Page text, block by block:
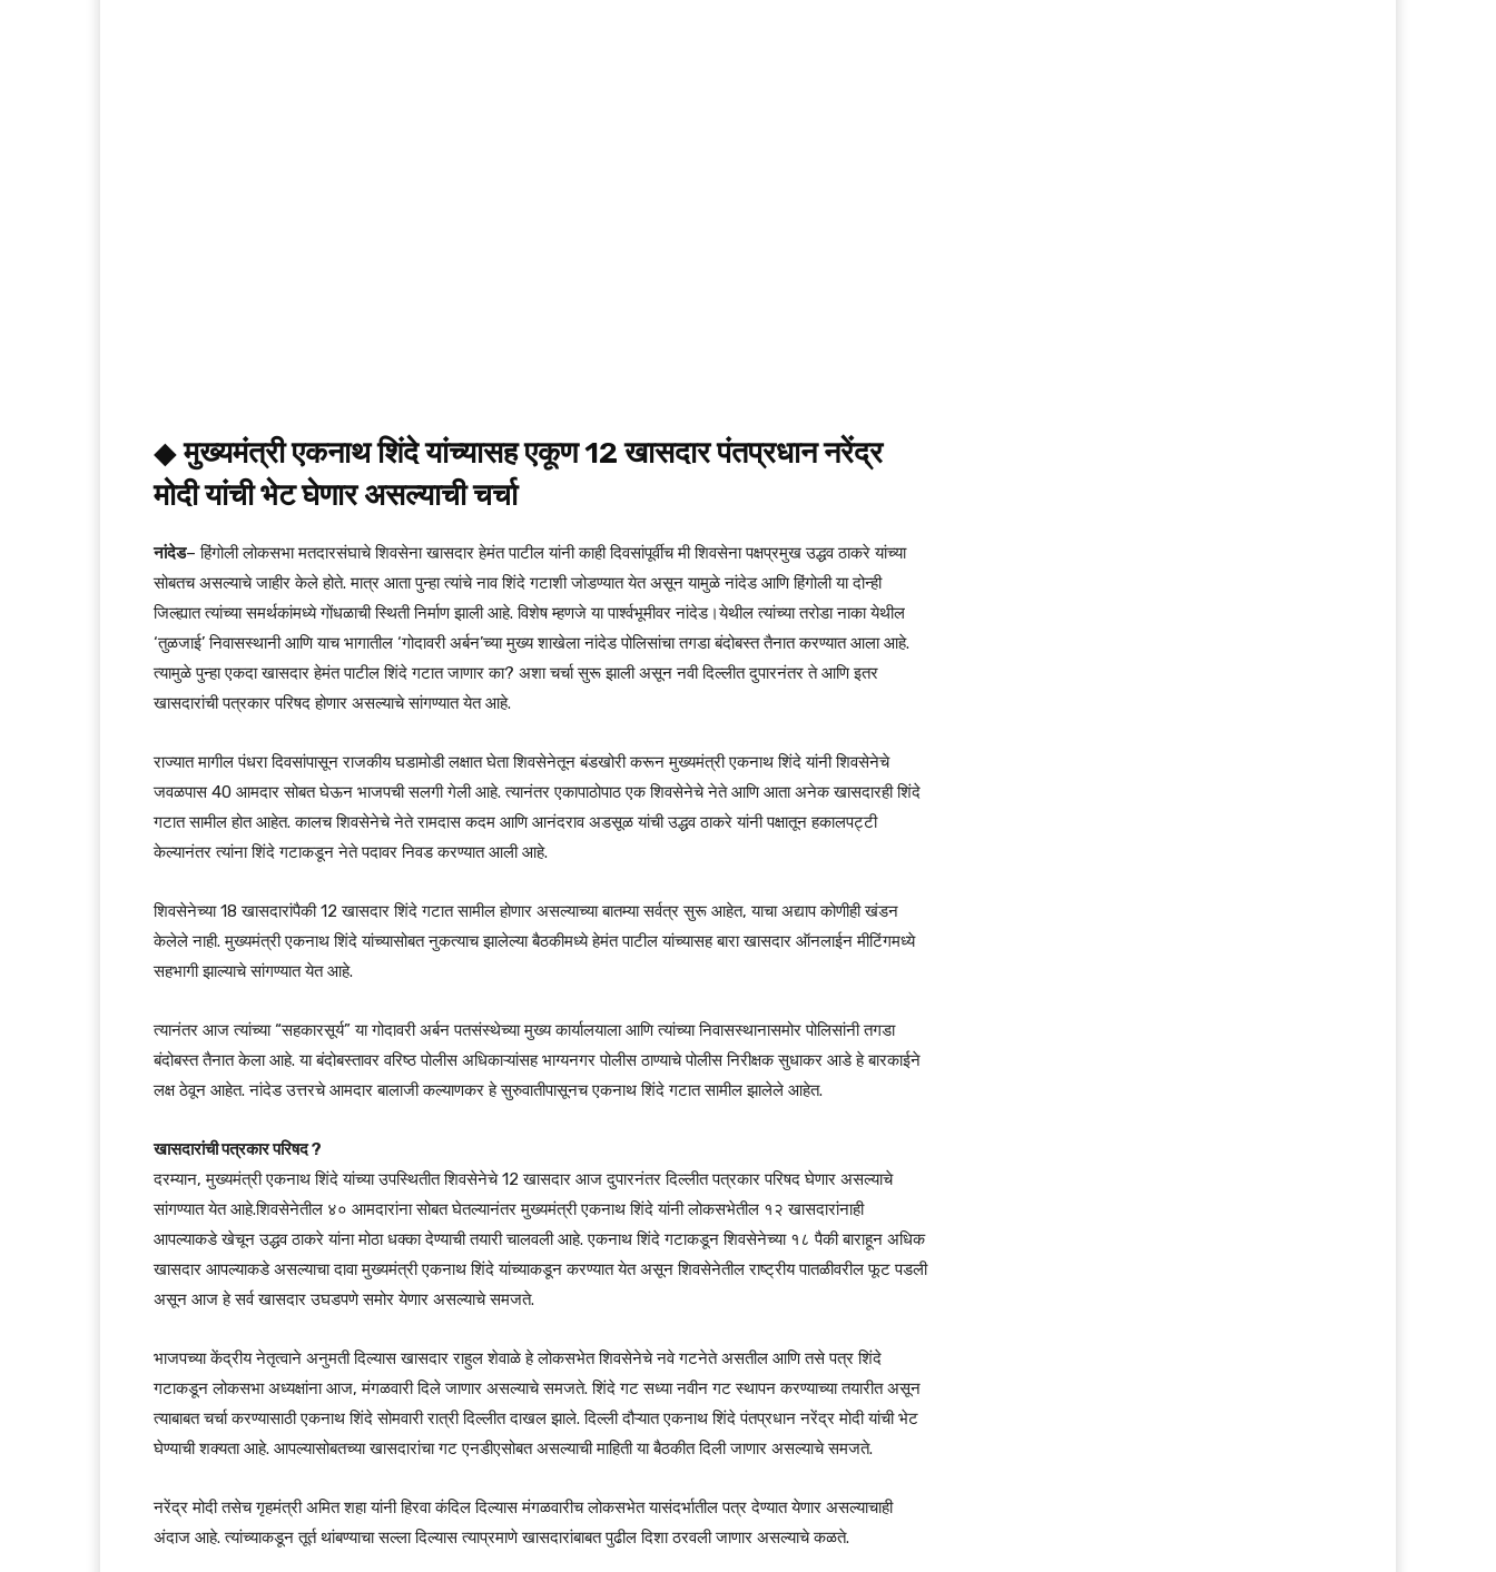
◆मुख्यमंत्री एकनाथ शिंदे यांच्यासह एकूण 12 खासदार पंतप्रधान नरेंद्र
मोदी यांची भेट घेणार असल्याची चर्चा
नांदेड– हिंगोली लोकसभा मतदारसंघाचे शिवसेना खासदार हेमंत पाटील यांनी काही दिवसांपूर्वीच मी शिवसेना पक्षप्रमुख उद्धव ठाकरे यांच्या
सोबतच असल्याचे जाहीर केले होते. मात्र आता पुन्हा त्यांचे नाव शिंदे गटाशी जोडण्यात येत असून यामुळे नांदेड आणि हिंगोली या दोन्ही
जिल्ह्यात त्यांच्या समर्थकांमध्ये गोंधळाची स्थिती निर्माण झाली आहे. विशेष म्हणजे या पार्श्वभूमीवर नांदेड।येथील त्यांच्या तरोडा नाका येथील
‘तुळजाई’ निवासस्थानी आणि याच भागातील ‘गोदावरी अर्बन’च्या मुख्य शाखेला नांदेड पोलिसांचा तगडा बंदोबस्त तैनात करण्यात आला आहे.
त्यामुळे पुन्हा एकदा खासदार हेमंत पाटील शिंदे गटात जाणार का? अशा चर्चा सुरू झाली असून नवी दिल्लीत दुपारनंतर ते आणि इतर
खासदारांची पत्रकार परिषद होणार असल्याचे सांगण्यात येत आहे.
राज्यात मागील पंधरा दिवसांपासून राजकीय घडामोडी लक्षात घेता शिवसेनेतून बंडखोरी करून मुख्यमंत्री एकनाथ शिंदे यांनी शिवसेनेचे
जवळपास 40 आमदार सोबत घेऊन भाजपची सलगी गेली आहे. त्यानंतर एकापाठोपाठ एक शिवसेनेचे नेते आणि आता अनेक खासदारही शिंदे
गटात सामील होत आहेत. कालच शिवसेनेचे नेते रामदास कदम आणि आनंदराव अडसूळ यांची उद्धव ठाकरे यांनी पक्षातून हकालपट्टी
केल्यानंतर त्यांना शिंदे गटाकडून नेते पदावर निवड करण्यात आली आहे.
शिवसेनेच्या 18 खासदारांपैकी 12 खासदार शिंदे गटात सामील होणार असल्याच्या बातम्या सर्वत्र सुरू आहेत, याचा अद्याप कोणीही खंडन
केलेले नाही. मुख्यमंत्री एकनाथ शिंदे यांच्यासोबत नुकत्याच झालेल्या बैठकीमध्ये हेमंत पाटील यांच्यासह बारा खासदार ऑनलाईन मीटिंगमध्ये
सहभागी झाल्याचे सांगण्यात येत आहे.
त्यानंतर आज त्यांच्या “सहकारसूर्य” या गोदावरी अर्बन पतसंस्थेच्या मुख्य कार्यालयाला आणि त्यांच्या निवासस्थानासमोर पोलिसांनी तगडा
बंदोबस्त तैनात केला आहे. या बंदोबस्तावर वरिष्ठ पोलीस अधिकाऱ्यांसह भाग्यनगर पोलीस ठाण्याचे पोलीस निरीक्षक सुधाकर आडे हे बारकाईने
लक्ष ठेवून आहेत. नांदेड उत्तरचे आमदार बालाजी कल्याणकर हे सुरुवातीपासूनच एकनाथ शिंदे गटात सामील झालेले आहेत.
खासदारांची पत्रकार परिषद ?
दरम्यान, मुख्यमंत्री एकनाथ शिंदे यांच्या उपस्थितीत शिवसेनेचे 12 खासदार आज दुपारनंतर दिल्लीत पत्रकार परिषद घेणार असल्याचे
सांगण्यात येत आहे.शिवसेनेतील ४० आमदारांना सोबत घेतल्यानंतर मुख्यमंत्री एकनाथ शिंदे यांनी लोकसभेतील १२ खासदारांनाही
आपल्याकडे खेचून उद्धव ठाकरे यांना मोठा धक्का देण्याची तयारी चालवली आहे. एकनाथ शिंदे गटाकडून शिवसेनेच्या १८ पैकी बाराहून अधिक
खासदार आपल्याकडे असल्याचा दावा मुख्यमंत्री एकनाथ शिंदे यांच्याकडून करण्यात येत असून शिवसेनेतील राष्ट्रीय पातळीवरील फूट पडली
असून आज हे सर्व खासदार उघडपणे समोर येणार असल्याचे समजते.
भाजपच्या केंद्रीय नेतृत्वाने अनुमती दिल्यास खासदार राहुल शेवाळे हे लोकसभेत शिवसेनेचे नवे गटनेते असतील आणि तसे पत्र शिंदे
गटाकडून लोकसभा अध्यक्षांना आज, मंगळवारी दिले जाणार असल्याचे समजते. शिंदे गट सध्या नवीन गट स्थापन करण्याच्या तयारीत असून
त्याबाबत चर्चा करण्यासाठी एकनाथ शिंदे सोमवारी रात्री दिल्लीत दाखल झाले. दिल्ली दौऱ्यात एकनाथ शिंदे पंतप्रधान नरेंद्र मोदी यांची भेट
घेण्याची शक्यता आहे. आपल्यासोबतच्या खासदारांचा गट एनडीएसोबत असल्याची माहिती या बैठकीत दिली जाणार असल्याचे समजते.
नरेंद्र मोदी तसेच गृहमंत्री अमित शहा यांनी हिरवा कंदिल दिल्यास मंगळवारीच लोकसभेत यासंदर्भातील पत्र देण्यात येणार असल्याचाही
अंदाज आहे. त्यांच्याकडून तूर्त थांबण्याचा सल्ला दिल्यास त्याप्रमाणे खासदारांबाबत पुढील दिशा ठरवली जाणार असल्याचे कळते.